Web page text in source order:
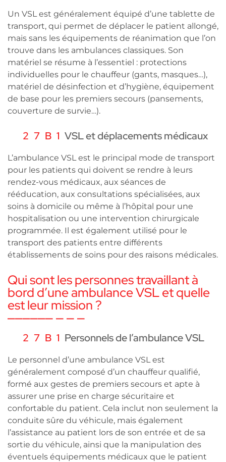
Un VSL est généralement équipé d’une tablette de
transport, qui permet de déplacer le patient allongé,
mais sans les équipements de réanimation que l’on
trouve dans les ambulances classiques. Son
matériel se résume à l’essentiel : protections
individuelles pour le chauffeur (gants, masques…),
matériel de désinfection et d’hygiène, équipement
de base pour les premiers secours (pansements,
couverture de survie…).
VSL et déplacements médicaux
L’ambulance VSL est le principal mode de transport
pour les patients qui doivent se rendre à leurs
rendez-vous médicaux, aux séances de
rééducation, aux consultations spécialisées, aux
soins à domicile ou même à l’hôpital pour une
hospitalisation ou une intervention chirurgicale
programmée. Il est également utilisé pour le
transport des patients entre différents
établissements de soins pour des raisons médicales.
Qui sont les personnes travaillant à
bord d’une ambulance VSL et quelle
est leur mission ?
Personnels de l’ambulance VSL
Le personnel d’une ambulance VSL est
généralement composé d’un chauffeur qualifié,
formé aux gestes de premiers secours et apte à
assurer une prise en charge sécuritaire et
confortable du patient. Cela inclut non seulement la
conduite sûre du véhicule, mais également
l’assistance au patient lors de son entrée et de sa
sortie du véhicule, ainsi que la manipulation des
éventuels équipements médicaux que le patient